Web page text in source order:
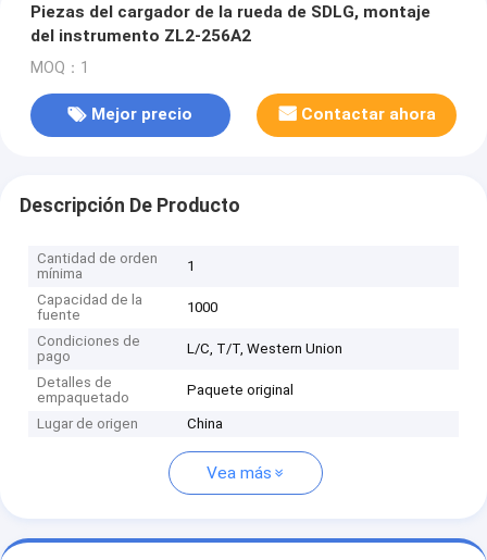
Piezas del cargador de la rueda de SDLG, montaje
del instrumento ZL2-256A2
MOQ：1
Mejor precio Contactar ahora
Descripción De Producto
Cantidad de orden
mínima
1
Capacidad de la
fuente
1000
Condiciones de
pago
L/C, T/T, Western Union
Detalles de
empaquetado
Paquete original
Lugar de origen China
Vea más